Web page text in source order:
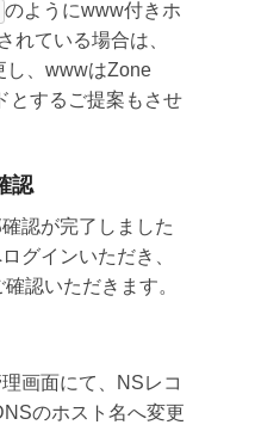
のようにwww付きホ
れている場合は、
し、wwwはZone
とするご提案もさせ
認
認が完了しました
グインいただき、
認いただきます。
画面にて、NSレコ
のホスト名へ変更